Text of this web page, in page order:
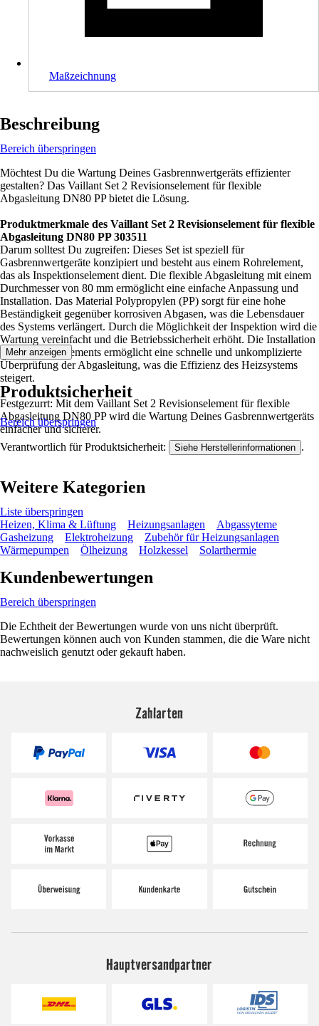
Maßzeichnung
Beschreibung
Bereich überspringen
Möchtest Du die Wartung Deines Gasbrennwertgeräts effizienter
gestalten? Das Vaillant Set 2 Revisionselement für flexible
Abgasleitung DN80 PP bietet die Lösung.
Produktmerkmale des Vaillant Set 2 Revisionselement für flexible
Abgasleitung DN80 PP 303511
Darum solltest Du zugreifen: Dieses Set ist speziell für
Gasbrennwertgeräte konzipiert und besteht aus einem Rohrelement,
das als Inspektionselement dient. Die flexible Abgasleitung mit einem
Durchmesser von 80 mm ermöglicht eine einfache Anpassung und
Installation. Das Material Polypropylen (PP) sorgt für eine hohe
Beständigkeit gegenüber korrosiven Abgasen, was die Lebensdauer
des Systems verlängert. Durch die Möglichkeit der Inspektion wird die
Wartung vereinfacht und die Betriebssicherheit erhöht. Die Installation
des Revisionselements ermöglicht eine schnelle und unkomplizierte
Überprüfung der Abgasleitung, was die Effizienz des Heizsystems
steigert.
Festgezurrt: Mit dem Vaillant Set 2 Revisionselement für flexible
Abgasleitung DN80 PP wird die Wartung Deines Gasbrennwertgeräts
einfacher und sicherer.
Mehr anzeigen
Produktsicherheit
Bereich überspringen
Verantwortlich für Produktsicherheit: Siehe Herstellerinformationen .
Weitere Kategorien
Liste überspringen
Heizen, Klima & Lüftung
Heizungsanlagen
Abgassyteme
Gasheizung
Elektroheizung
Zubehör für Heizungsanlagen
Wärmepumpen
Ölheizung Holzkessel Solarthermie
Kundenbewertungen
Bereich überspringen
Die Echtheit der Bewertungen wurde von uns nicht überprüft.
Bewertungen können auch von Kunden stammen, die die Ware nicht
nachweislich genutzt oder gekauft haben.
Zahlarten
Hauptversandpartner